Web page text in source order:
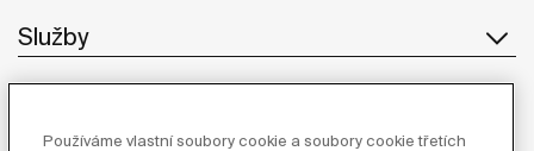
Služby
O Společnosti
Používáme vlastní soubory cookie a soubory cookie třetích